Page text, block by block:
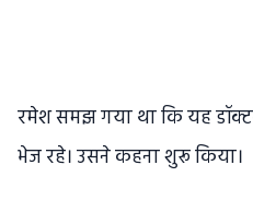
रमेश समझ गया था कि यह
भेज रहे। उसने कहना शुरू किया।